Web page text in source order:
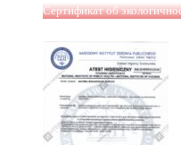
Сертификат об